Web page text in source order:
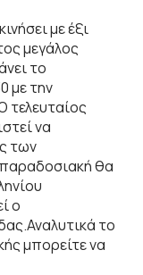
με έξι
μεγάλος
το
με την
να
των
θα
ο
το
μπορείτε να